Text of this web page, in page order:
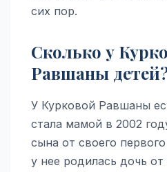
сих пор.
Сколько у
Равшаны
У Курковой Равшаны
стала мамой в 2002
сына от своего
у нее родилась дочь